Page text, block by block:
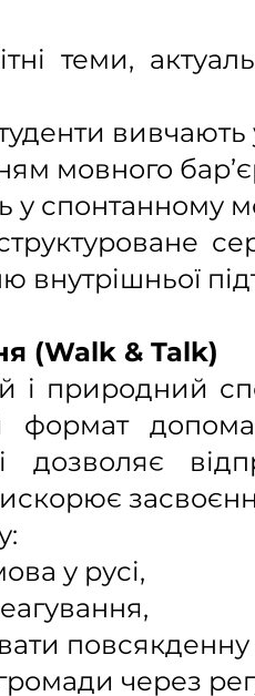
теми,
вивчають
мовного
у спонтанному
внутрішньої
(Walk & Talk)
природний
формат
дозволяє
у русі,
повсякденну
через